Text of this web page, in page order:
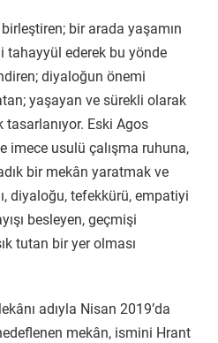
bir arada yaşamın
tahayyül ederek bu yönde
diyaloğun önemi
yaşayan ve sürekli olarak
Eski Agos
imece usulü çalışma ruhuna,
bir mekân yaratmak ve
diyaloğu, tefekkürü, empatiyi
besleyen, geçmişi
tutan bir yer olması
adıyla Nisan 2019’da
mekân, ismini Hrant